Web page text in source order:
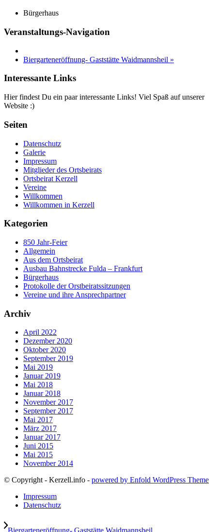
Bürgerhaus
Veranstaltungs-Navigation
Biergarteneröffnung- Gaststätte Waidmannsheil »
Interessante Links
Hier findest Du ein paar interessante Links! Viel Spaß auf unserer
Website :)
Seiten
Datenschutz
Galerie
Impressum
Mitglieder des Ortsbeirats
Ortsbeirat Kerzell
Vereine
Willkommen
Willkommen in Kerzell
Kategorien
850 Jahr-Feier
Allgemein
Aus dem Ortsbeirat
Ausbau Bahnstrecke Fulda – Frankfurt
Bürgerhaus
Protokolle der Orstbeiratssitzungen
Vereine und ihre Ansprechpartner
Archiv
April 2022
Dezember 2020
Oktober 2020
September 2019
Mai 2019
Januar 2019
Mai 2018
Januar 2018
November 2017
September 2017
Mai 2017
März 2017
Januar 2017
Juni 2015
Mai 2015
November 2014
© Copyright - Kerzell.info - powered by Enfold WordPress Theme
Impressum
Datenschutz